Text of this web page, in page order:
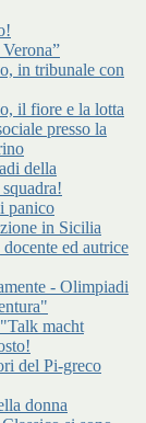
in tribunale con
il fiore e la lotta
presso la
della
panico
in Sicilia
ed autrice
- Olimpiadi
macht
del Pi-greco
donna